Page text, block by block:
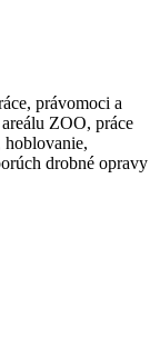
právomoci a
ZOO, práce
hoblovanie,
drobné opravy